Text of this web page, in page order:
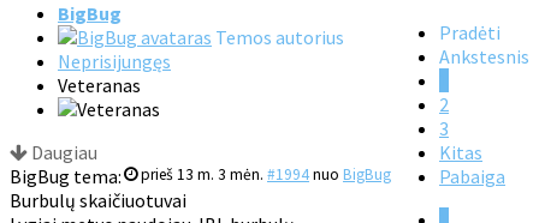
Pradėti
Ankstesnis
2
3
Kitas
Pabaiga
BigBug
Temos autorius
Neprisijungęs
Veteranas
Daugiau
prieš 13 m. 3 mėn. #1994nuo BigBug
BigBug tema:
Burbulų skaičiuotuvai